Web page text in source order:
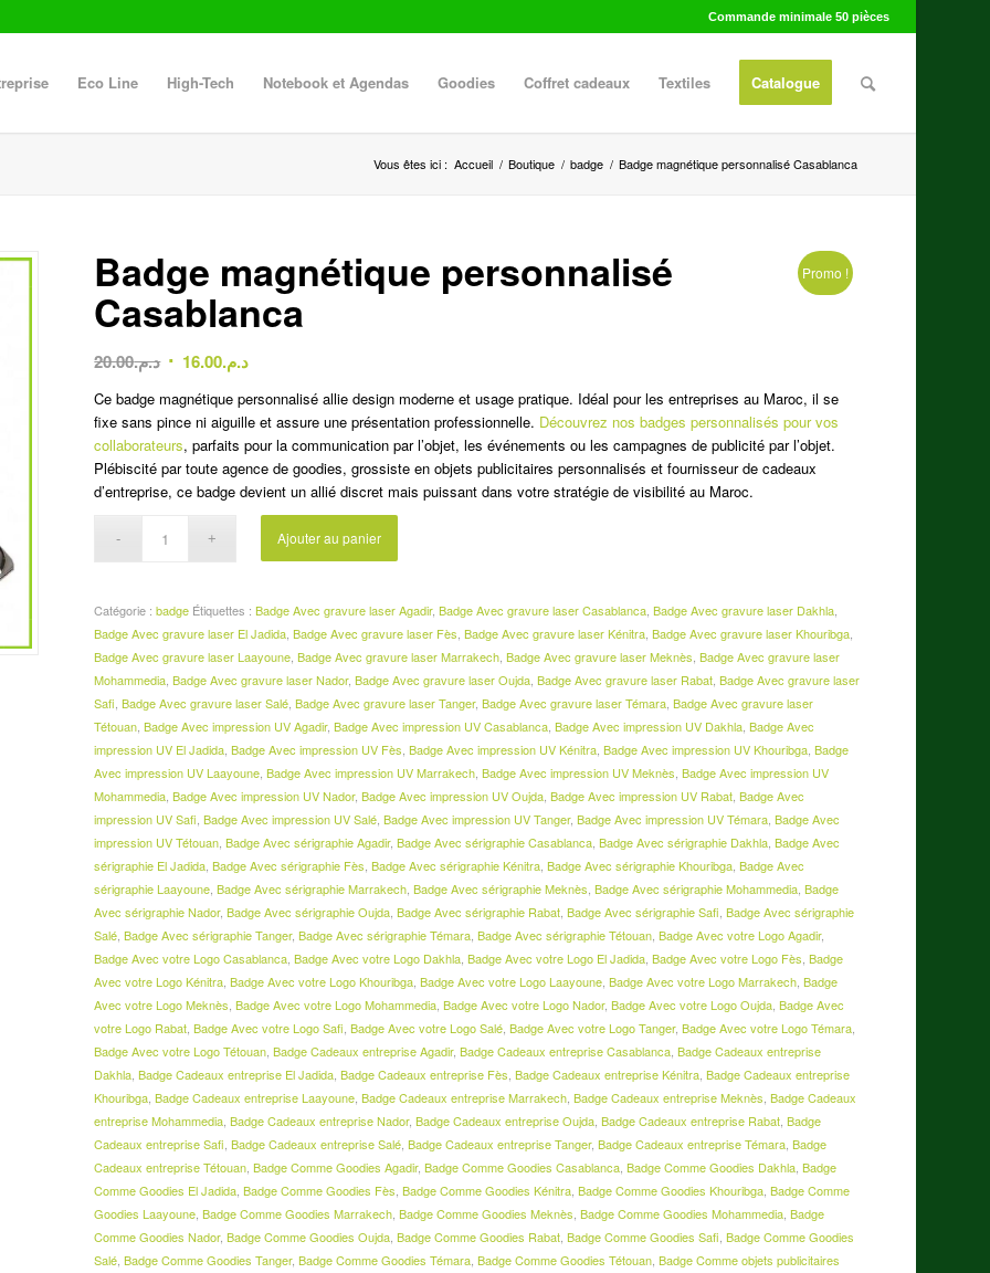
Commande minimale 50 pièces
Eco Line High-Tech Notebook et Agendas Goodies Coffret cadeaux Textiles Catalogue
Vous êtes ici : Accueil / Boutique / badge / Badge magnétique personnalisé Casablanca
Promo !
Badge magnétique personnalisé
Casablanca
د.م.20.00
Le
initial
était :
د.م.20.00.
د.م.16.00
Le
actuel
est :
د.م.16.00.
Ce badge magnétique personnalisé allie design moderne et usage pratique. Idéal pour les entreprises au Maroc, il se
fixe sans pince ni aiguille et assure une présentation professionnelle. Découvrez nos badges personnalisés pour vos
collaborateurs, parfaits pour la communication par l’objet, les événements ou les campagnes de publicité par l’objet.
Plébiscité par toute agence de goodies, grossiste en objets publicitaires personnalisés et fournisseur de cadeaux
d’entreprise, ce badge devient un allié discret mais puissant dans votre stratégie de visibilité au Maroc.
Ajouter au panier
Catégorie :badge Étiquettes :Badge Avec gravure laser Agadir,Badge Avec gravure laser Casablanca ,Badge Avec gravure laser Dakhla
Badge Avec gravure laser El Jadida ,Badge Avec gravure laser Fès ,Badge Avec gravure laser Kénitra ,Badge Avec gravure laser Khouribga
Badge Avec gravure laser Laayoune ,Badge Avec gravure laser Marrakech ,Badge Avec gravure laser Meknès ,Badge Avec gravure laser
Mohammedia ,Badge Avec gravure laser Nador,Badge Avec gravure laser Oujda ,Badge Avec gravure laser Rabat ,Badge Avec gravure laser
Safi ,Badge Avec gravure laser Salé ,Badge Avec gravure laser Tanger,Badge Avec gravure laser Témara ,Badge Avec gravure laser
Tétouan ,Badge Avec impression UV Agadir,Badge Avec impression UV Casablanca ,Badge Avec impression UV Dakhla ,Badge Avec
impression UV El Jadida ,Badge Avec impression UV Fès ,Badge Avec impression UV Kénitra ,Badge Avec impression UV Khouribga ,Badge
Avec impression UV Laayoune ,Badge Avec impression UV Marrakech ,Badge Avec impression UV Meknès ,Badge Avec impression UV
Mohammedia ,Badge Avec impression UV Nador,Badge Avec impression UV Oujda ,Badge Avec impression UV Rabat ,Badge Avec
impression UV Safi ,Badge Avec impression UV Salé ,Badge Avec impression UV Tanger,Badge Avec impression UV Témara ,Badge Avec
impression UV Tétouan ,Badge Avec sérigraphie Agadir,Badge Avec sérigraphie Casablanca ,Badge Avec sérigraphie Dakhla ,Badge Avec
sérigraphie El Jadida ,Badge Avec sérigraphie Fès ,Badge Avec sérigraphie Kénitra ,Badge Avec sérigraphie Khouribga ,Badge Avec
sérigraphie Laayoune ,Badge Avec sérigraphie Marrakech ,Badge Avec sérigraphie Meknès ,Badge Avec sérigraphie Mohammedia ,Badge
Avec sérigraphie Nador,Badge Avec sérigraphie Oujda ,Badge Avec sérigraphie Rabat ,Badge Avec sérigraphie Safi ,Badge Avec sérigraphie
Salé ,Badge Avec sérigraphie Tanger,Badge Avec sérigraphie Témara ,Badge Avec sérigraphie Tétouan ,Badge Avec votre Logo Agadir,
Badge Avec votre Logo Casablanca ,Badge Avec votre Logo Dakhla ,Badge Avec votre Logo El Jadida ,Badge Avec votre Logo Fès ,Badge
Avec votre Logo Kénitra ,Badge Avec votre Logo Khouribga ,Badge Avec votre Logo Laayoune ,Badge Avec votre Logo Marrakech ,Badge
Avec votre Logo Meknès ,Badge Avec votre Logo Mohammedia ,Badge Avec votre Logo Nador,Badge Avec votre Logo Oujda ,Badge Avec
votre Logo Rabat ,Badge Avec votre Logo Safi ,Badge Avec votre Logo Salé ,Badge Avec votre Logo Tanger,Badge Avec votre Logo Témara
Badge Avec votre Logo Tétouan ,Badge Cadeaux entreprise Agadir,Badge Cadeaux entreprise Casablanca ,Badge Cadeaux entreprise
Dakhla ,Badge Cadeaux entreprise El Jadida ,Badge Cadeaux entreprise Fès ,Badge Cadeaux entreprise Kénitra ,Badge Cadeaux entreprise
Khouribga ,Badge Cadeaux entreprise Laayoune ,Badge Cadeaux entreprise Marrakech ,Badge Cadeaux entreprise Meknès ,Badge Cadeaux
entreprise Mohammedia ,Badge Cadeaux entreprise Nador,Badge Cadeaux entreprise Oujda ,Badge Cadeaux entreprise Rabat ,Badge
Cadeaux entreprise Safi ,Badge Cadeaux entreprise Salé ,Badge Cadeaux entreprise Tanger,Badge Cadeaux entreprise Témara ,Badge
Cadeaux entreprise Tétouan ,Badge Comme Goodies Agadir,Badge Comme Goodies Casablanca ,Badge Comme Goodies Dakhla ,Badge
Comme Goodies El Jadida ,Badge Comme Goodies Fès ,Badge Comme Goodies Kénitra ,Badge Comme Goodies Khouribga ,Badge Comme
Goodies Laayoune ,Badge Comme Goodies Marrakech ,Badge Comme Goodies Meknès ,Badge Comme Goodies Mohammedia ,Badge
Comme Goodies Nador,Badge Comme Goodies Oujda ,Badge Comme Goodies Rabat ,Badge Comme Goodies Safi ,Badge Comme Goodies
Salé ,Badge Comme Goodies Tanger,Badge Comme Goodies Témara ,Badge Comme Goodies Tétouan ,Badge Comme objets publicitaires